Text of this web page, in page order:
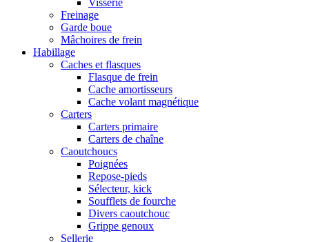
Freinage
Garde boue
Mâchoires de frein
Habillage
Caches et flasques
Flasque de frein
Cache amortisseurs
Cache volant magnétique
Carters
Carters primaire
Carters de chaîne
Caoutchoucs
Poignées
Repose-pieds
Sélecteur, kick
Soufflets de fourche
Divers caoutchouc
Grippe genoux
Sellerie